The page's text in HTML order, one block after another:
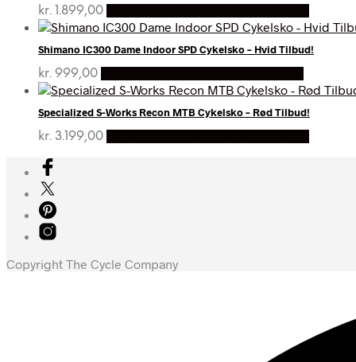
kr. 1.899,00
Shimano IC300 Dame Indoor SPD Cykelsko – Hvid Tilbud!
kr. 999,00
Specialized S-Works Recon MTB Cykelsko – Rød Tilbud!
kr. 3.199,00
Copyright The Cycle Company